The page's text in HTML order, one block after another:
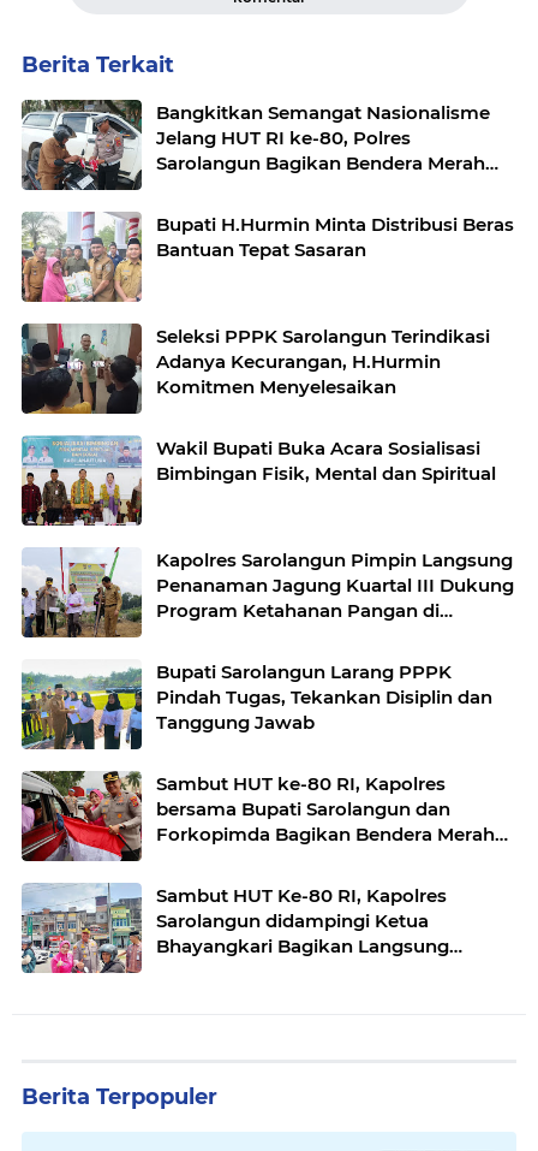
Berita Terkait
Bangkitkan Semangat Nasionalisme
Jelang HUT RI ke-80, Polres
Sarolangun Bagikan Bendera Merah
Bupati H.Hurmin Minta Distribusi Beras
Bantuan Tepat Sasaran
Seleksi PPPK Sarolangun Terindikasi
Adanya Kecurangan, H.Hurmin
Komitmen Menyelesaikan
Wakil Bupati Buka Acara Sosialisasi
Bimbingan Fisik, Mental dan Spiritual
Kapolres Sarolangun Pimpin Langsung
Penanaman Jagung Kuartal III Dukung
Program Ketahanan Pangan di
Bupati Sarolangun Larang PPPK
Pindah Tugas, Tekankan Disiplin dan
Tanggung Jawab
Sambut HUT ke-80 RI, Kapolres
bersama Bupati Sarolangun dan
Forkopimda Bagikan Bendera Merah
Sambut HUT Ke-80 RI, Kapolres
Sarolangun didampingi Ketua
Bhayangkari Bagikan Langsung
Berita Terpopuler